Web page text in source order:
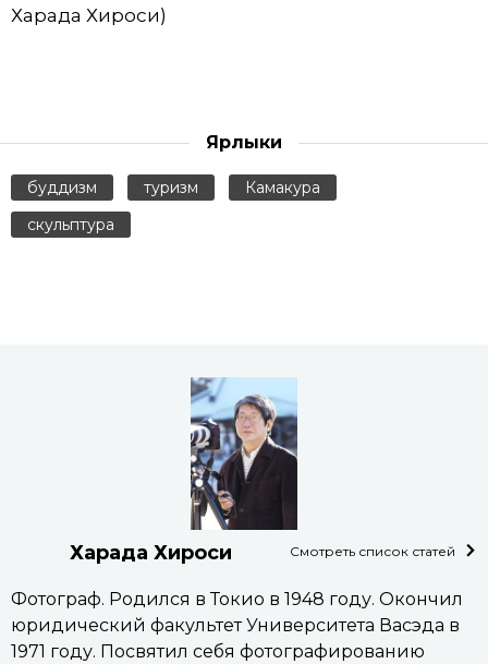
Харада Хироcи)
Ярлыки
буддизм туризм
Камакура
скульптура
Харада Хироси Смотреть список статей
Фотограф. Родился в Токио в 1948 году. Окончил
юридический факультет Университета Васэда в
1971 году. Посвятил себя фотографированию